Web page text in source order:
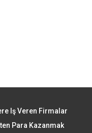
Iş Veren Firmalar
Para Kazanmak